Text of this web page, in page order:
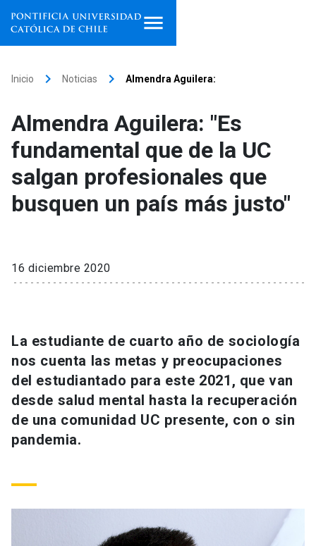
Facultades, escuelas e
institutos
Investigación
Información para keyboard_arrow_down
Futuros estudiantes
Estudiantes
launch
Go to english site launch
ACCESOS DIRECTOS
Inicio keyboard_arrow_right Noticias keyboard_arrow_right Almendra Aguilera:
Almendra Aguilera: "Es
fundamental que de la UC
salgan profesionales que
busquen un país más justo"
16 diciembre 2020
La estudiante de cuarto año de sociología
nos cuenta las metas y preocupaciones
del estudiantado para este 2021, que van
desde salud mental hasta la recuperación
de una comunidad UC presente, con o sin
pandemia.